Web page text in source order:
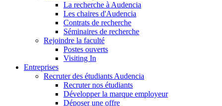
La recherche à Audencia
Les chaires d'Audencia
Contrats de recherche
Séminaires de recherche
Rejoindre la faculté
Postes ouverts
Visiting In
Entreprises
Recruter des étudiants Audencia
Recruter nos étudiants
Développer la marque employeur
Déposer une offre